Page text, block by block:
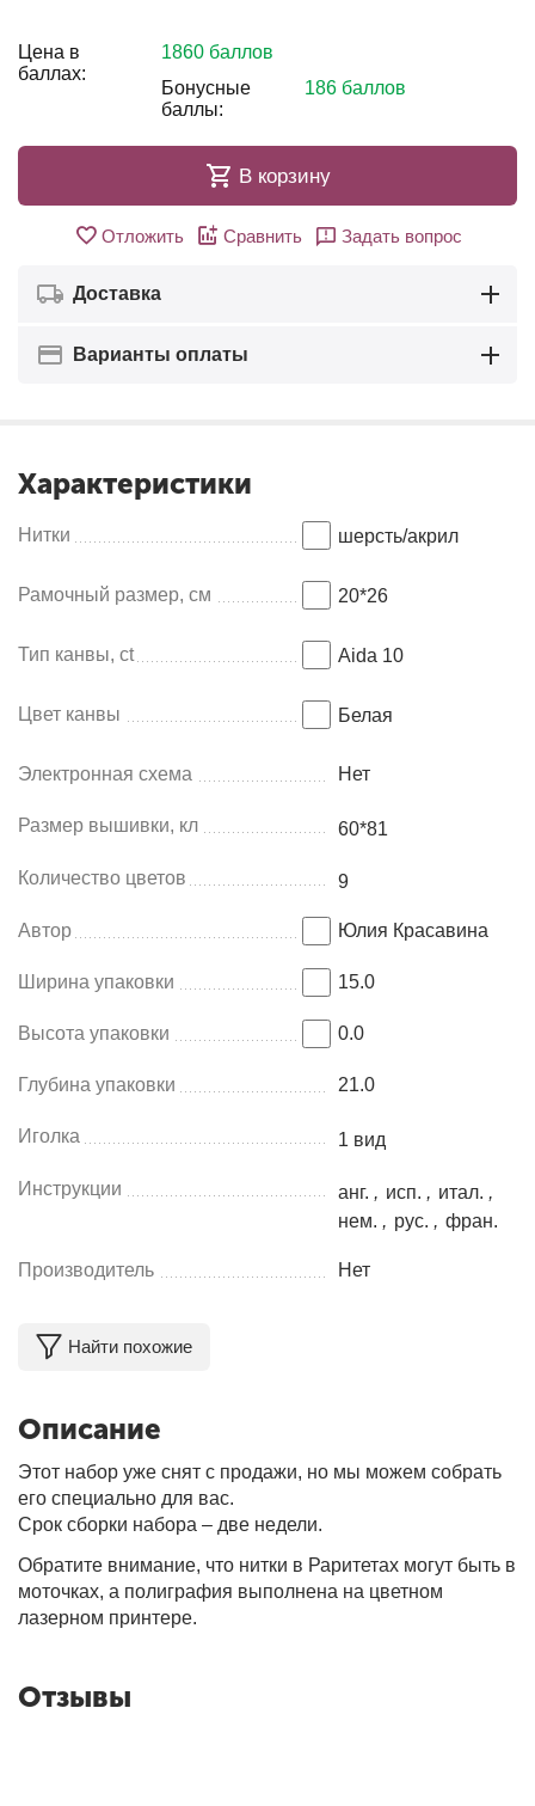
Цена в
баллах:
1860 баллов
Бонусные
баллы:
186 баллов
В корзину
Отложить Сравнить Задать вопрос
Доставка
Варианты оплаты
Характеристики
Нитки шерсть/акрил
Рамочный размер, см 20*26
Тип канвы, ct Aida 10
Цвет канвы Белая
Электронная схема Нет
Размер вышивки, кл 60*81
Количество цветов 9
Автор Юлия Красавина
Ширина упаковки 15.0
Высота упаковки 0.0
Глубина упаковки 21.0
Иголка 1 вид
Инструкции анг. , исп. , итал. ,
нем. , рус. , фран.
Производитель Нет
Найти похожие
Описание
Этот набор уже снят с продажи, но мы можем собрать
его специально для вас.
Срок сборки набора – две недели.
Обратите внимание, что нитки в Раритетах могут быть в
моточках, а полиграфия выполнена на цветном
лазерном принтере.
Отзывы